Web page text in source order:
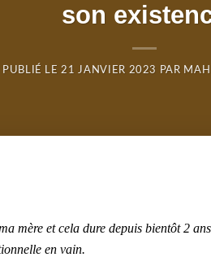
son
PUBLIÉ LE21 JANVIER 2023 PAR
mère et cela dure depuis bientôt 2
en vain.